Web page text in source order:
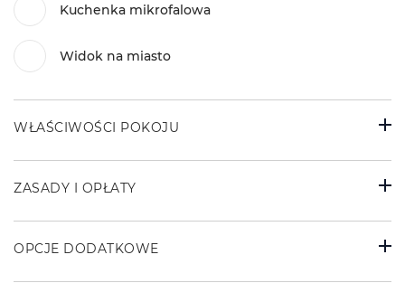
Kuchenka mikrofalowa
Widok na miasto
WŁAŚCIWOŚCI POKOJU
ZASADY I OPŁATY
OPCJE DODATKOWE